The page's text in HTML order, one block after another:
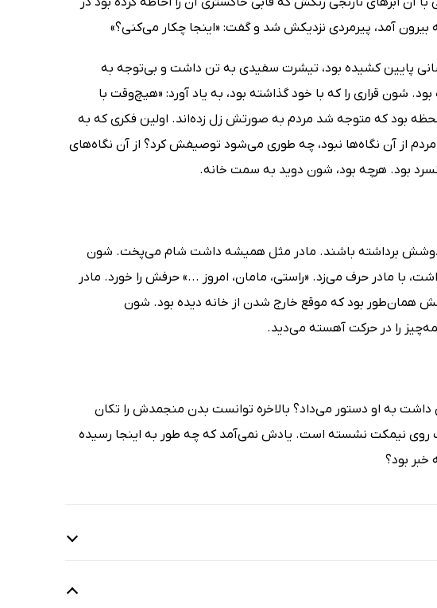
بیرون آمد، پیرمردی نزدیکش شد و گفت: «اینجا چکار می‌کنی؟»
پایین کشیده بود، تیشرت سفیدی به تن داشت و بی‌توجه به
شون قراری را که با خود گذاشته بود، به یاد آورد: «هیچ‌وقت با
بود که متوجه شد مردم به صورتش زل زده‌اند. اولین فکری که به
از آن نگاه‌ها نبود، چه طوری می‌شود توصیفش کرد؟ از آن نگاه‌های
بود. هرچه بود، شون دوید به سمت خانه.
از دوشش برداشته باشند. مادر مثل همیشه داشت شام می‌پخت. شون
با مادر حرف می‌زد. «راستی، مامان، امروز ...» حرفش را خورد. مادر
همان‌طور بود که موقع خارج شدن از خانه دیده بود. شون
را در حرکت آهسته می‌‌دید.
به او دستور می‌داد؟ بالاخره توانست بدن منجمدش را تکان
روی نیمکت نشسته است. یادش نمی‌آمد که چه طور به اینجا رسیده
بود؟